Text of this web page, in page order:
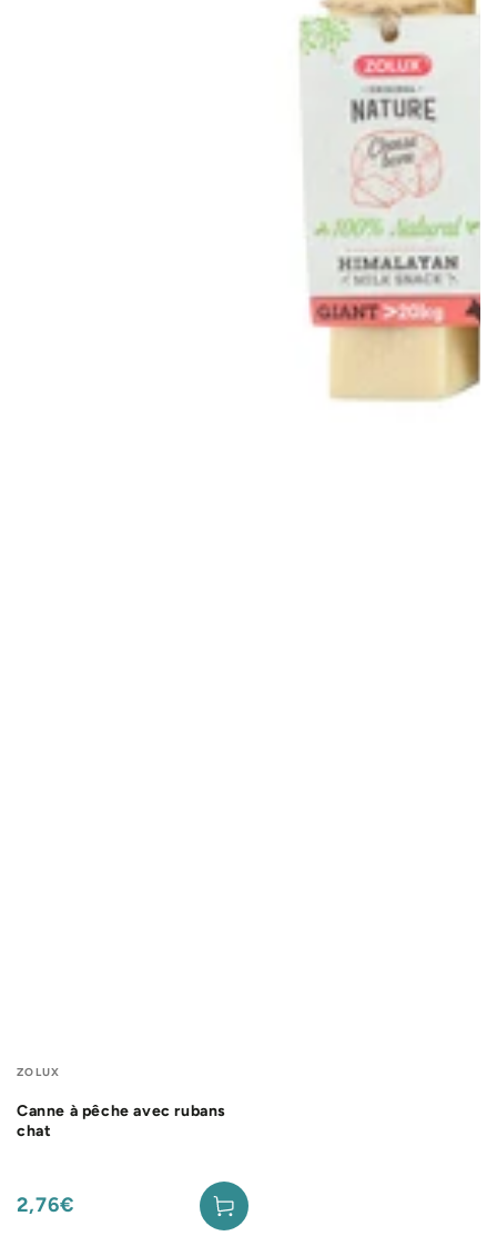
Fournisseur:
ZOLUX
Canne à pêche avec rubans
chat
Prix
2,76€